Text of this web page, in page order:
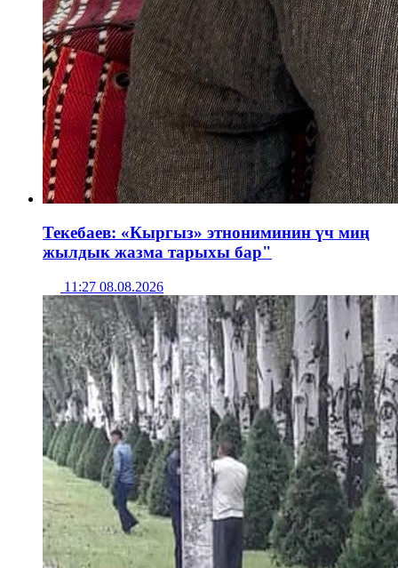
Текебаев: «Кыргыз» этнониминин үч миң
жылдык жазма тарыхы бар"
11:27 08.08.2026